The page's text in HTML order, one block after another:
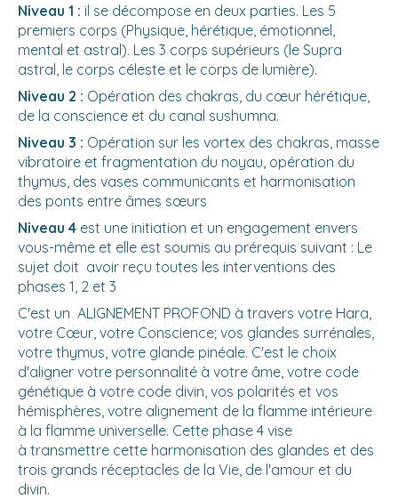
Niveau 1 : il se décompose en deux parties. Les 5
premiers corps (Physique, hérétique, émotionnel,
mental et astral). Les 3 corps supérieurs (le Supra
astral, le corps céleste et le corps de lumière).
Niveau 2 : Opération des chakras, du cœur hérétique,
de la conscience et du canal sushumna.
Niveau 3 : Opération sur les vortex des chakras, masse
vibratoire et fragmentation du noyau, opération du
thymus, des vases communicants et harmonisation
des ponts entre âmes sœurs
Niveau 4 est une initiation et un engagement envers
vous-même et elle est soumis au prérequis suivant : Le
sujet doit avoir reçu toutes les interventions des
phases 1, 2 et 3
C'est un ALIGNEMENT PROFOND à travers votre Hara,
votre Cœur, votre Conscience; vos glandes surrénales,
votre thymus, votre glande pinéale. C'est le choix
d'aligner votre personnalité à votre âme, votre code
génétique à votre code divin, vos polarités et vos
hémisphères, votre alignement de la flamme intérieure
à la flamme universelle. Cette phase 4 vise
à transmettre cette harmonisation des glandes et des
trois grands réceptacles de la Vie, de l'amour et du
divin.